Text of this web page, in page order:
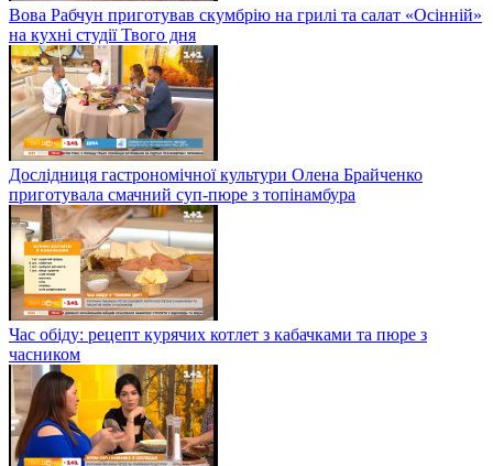
Вова Рабчун приготував скумбрію на грилі та салат «Осінній»
на кухні студії Твого дня
Дослідниця гастрономічної культури Олена Брайченко
приготувала смачний суп-пюре з топінамбура
Час обіду: рецепт курячих котлет з кабачками та пюре з
часником